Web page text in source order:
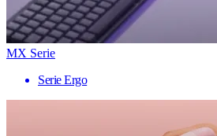
MX Serie
Serie Ergo